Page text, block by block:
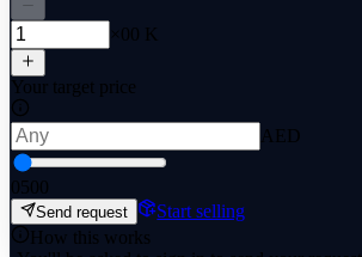
×00 K
Your target price
AED
0500
Send request
Start selling
How this works